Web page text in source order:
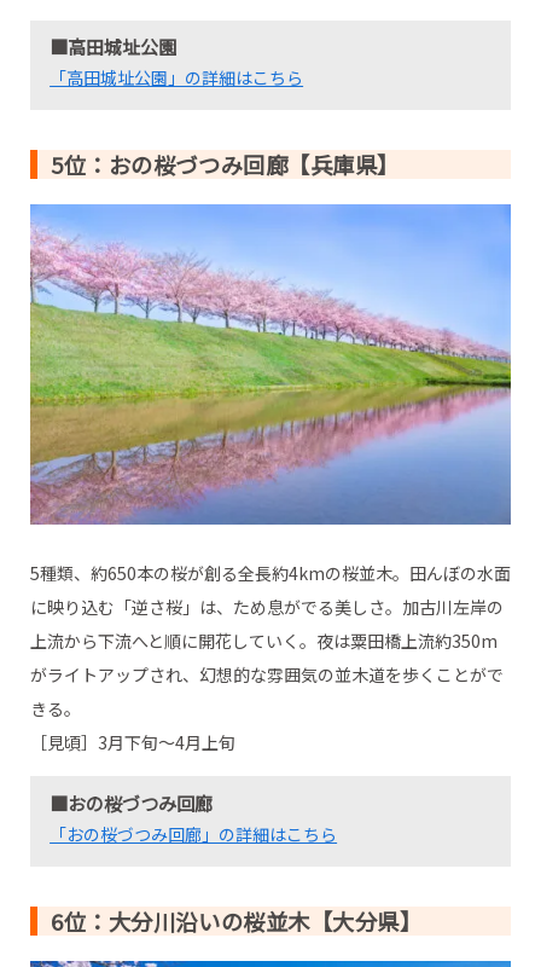
■高田城址公園
「高田城址公園」の詳細はこちら
5位：おの桜づつみ回廊【兵庫県】
5種類、約650本の桜が創る全長約4kmの桜並木。田んぼの水面
に映り込む「逆さ桜」は、ため息がでる美しさ。加古川左岸の
上流から下流へと順に開花していく。夜は粟田橋上流約350m
がライトアップされ、幻想的な雰囲気の並木道を歩くことがで
きる。
［見頃］3月下旬～4月上旬
■おの桜づつみ回廊
「おの桜づつみ回廊」の詳細はこちら
6位：大分川沿いの桜並木【大分県】